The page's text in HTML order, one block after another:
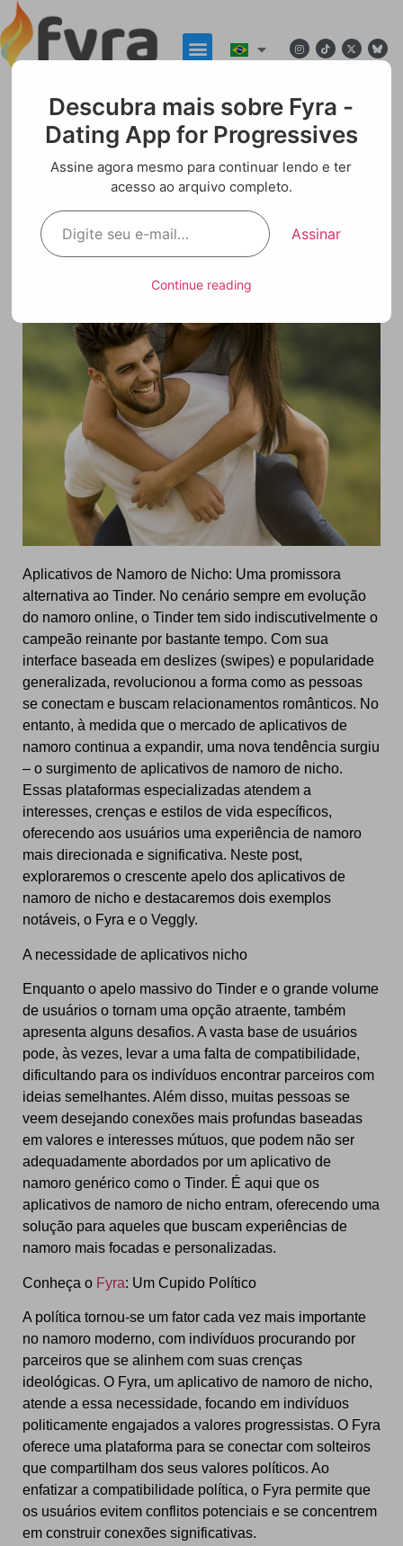
Alternativa ao Tinder: Aplicativos de Namoro
Aplicativos de Namoro de Nicho: Uma promissora
alternativa ao Tinder. No cenário sempre em evolução
do namoro online, o Tinder tem sido indiscutivelmente o
campeão reinante por bastante tempo. Com sua
interface baseada em deslizes (swipes) e popularidade
generalizada, revolucionou a forma como as pessoas
se conectam e buscam relacionamentos românticos. No
entanto, à medida que o mercado de aplicativos de
namoro continua a expandir, uma nova tendência surgiu
– o surgimento de aplicativos de namoro de nicho.
Essas plataformas especializadas atendem a
interesses, crenças e estilos de vida específicos,
oferecendo aos usuários uma experiência de namoro
mais direcionada e significativa. Neste post,
exploraremos o crescente apelo dos aplicativos de
namoro de nicho e destacaremos dois exemplos
notáveis, o Fyra e o Veggly.
A necessidade de aplicativos nicho
Enquanto o apelo massivo do Tinder e o grande volume
de usuários o tornam uma opção atraente, também
apresenta alguns desafios. A vasta base de usuários
pode, às vezes, levar a uma falta de compatibilidade,
dificultando para os indivíduos encontrar parceiros com
ideias semelhantes. Além disso, muitas pessoas se
veem desejando conexões mais profundas baseadas
em valores e interesses mútuos, que podem não ser
adequadamente abordados por um aplicativo de
namoro genérico como o Tinder. É aqui que os
aplicativos de namoro de nicho entram, oferecendo uma
solução para aqueles que buscam experiências de
namoro mais focadas e personalizadas.
Conheça o Fyra: Um Cupido Político
A política tornou-se um fator cada vez mais importante
no namoro moderno, com indivíduos procurando por
parceiros que se alinhem com suas crenças
ideológicas. O Fyra, um aplicativo de namoro de nicho,
atende a essa necessidade, focando em indivíduos
politicamente engajados a valores progressistas. O Fyra
oferece uma plataforma para se conectar com solteiros
que compartilham dos seus valores políticos. Ao
enfatizar a compatibilidade política, o Fyra permite que
os usuários evitem conflitos potenciais e se concentrem
em construir conexões significativas.
Descubra mais sobre Fyra -
Dating App for Progressives
Assine agora mesmo para continuar lendo e ter
acesso ao arquivo completo.
Assinar
Continue reading